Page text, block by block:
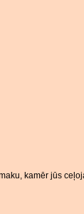
kamēr jūs